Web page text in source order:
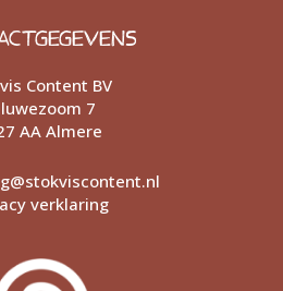
Content BV
7
AA Almere
verklaring